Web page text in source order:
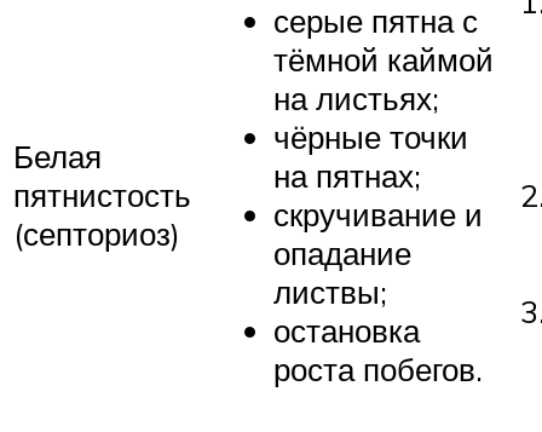
Белая
пятнистость
(септориоз)
серые пятна с
тёмной каймой
на листьях;
чёрные точки
на пятнах;
скручивание и
опадание
листвы;
остановка
роста побегов.